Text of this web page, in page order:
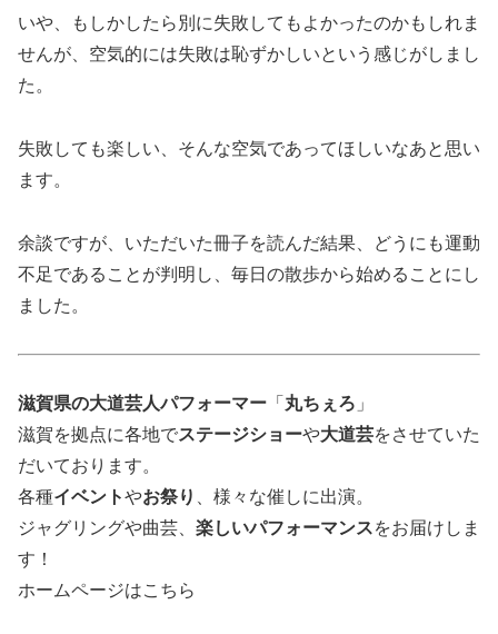
いや、もしかしたら別に失敗してもよかったのかもしれま
せんが、空気的には失敗は恥ずかしいという感じがしまし
た。
失敗しても楽しい、そんな空気であってほしいなあと思い
ます。
余談ですが、いただいた冊子を読んだ結果、どうにも運動
不足であることが判明し、毎日の散歩から始めることにし
ました。
滋賀県の大道芸人パフォーマー 「 丸ちぇろ 」
滋賀を拠点に各地でステージショーや大道芸をさせていた
だいております。
各種イベントやお祭り
、様々な催しに出演。
ジャグリングや曲芸、 楽しいパフォーマンスをお届けしま
す！
ホームページはこちら